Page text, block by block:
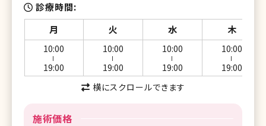
診療時間
月
火 水 木
10:00
19:00
10:00
19:00
10:00
19:00
10:00
19:00
横にスクロールできます
施術価格